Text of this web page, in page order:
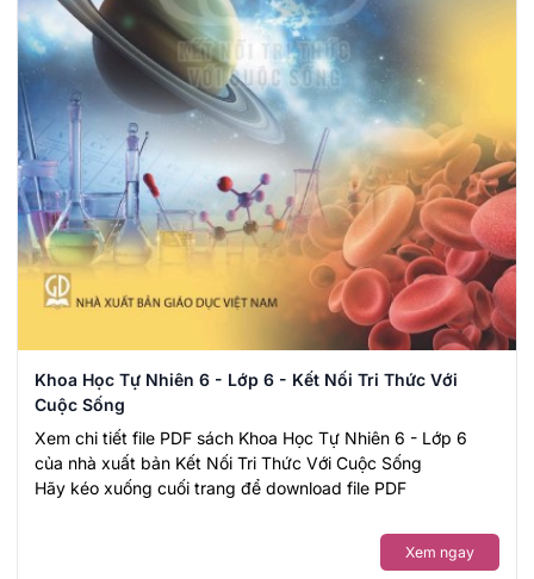
Khoa Học Tự Nhiên 6 - Lớp 6 - Kết Nối Tri Thức Với
Cuộc Sống
Xem chi tiết file PDF sách Khoa Học Tự Nhiên 6 - Lớp 6
của nhà xuất bản Kết Nối Tri Thức Với Cuộc Sống
Hãy kéo xuống cuối trang để download file PDF
Xem ngay